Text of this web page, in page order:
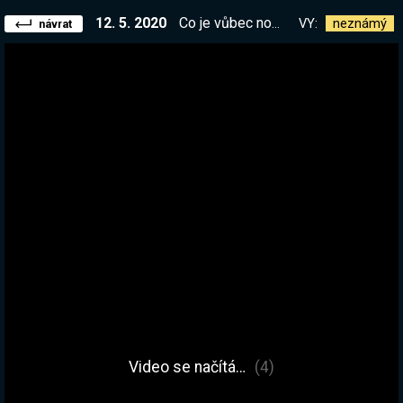
návrat 12. 5. 2020 Co je vůbec nového v tomhle DLC? | !kronika !kronika2 VY: neznámý
Video se načítá… (4)